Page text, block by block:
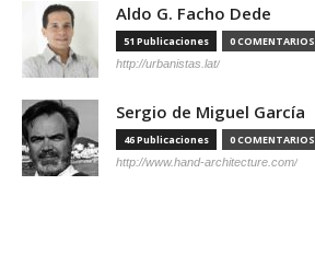
Aldo G. Facho Dede
51 Publicaciones 0 COMENTARIOS
http://urbanistas.lat/
Sergio de Miguel García
46 Publicaciones 0 COMENTARIOS
http://www.hand-architecture.com/